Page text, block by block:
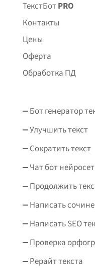
ТекстБотPRO
Контакты
Цены
Оферта
Обработка ПД
Бот генератор
Улучшить текст
Сократить текст
Чат бот
Продолжить
Написать
Написать SEO
Проверка
Рерайт текста